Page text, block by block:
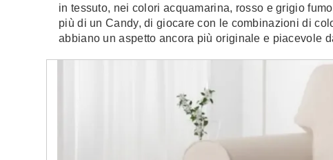
in tessuto, nei colori acquamarina, rosso e grigio
più di un Candy, di giocare con le combinazioni di
abbiano un aspetto ancora più originale e piacevole